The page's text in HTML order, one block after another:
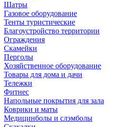
Шатры
Газовое оборудование
Тенты туристические
Благоустройство территории
Ограждения
Скамейки
Перголы
Хозяйственное оборудование
Товары для дома и дачи
Тележки
Фитнес
Напольные покрытия для зала
Коврики и маты
Медицинболы и слэмболы